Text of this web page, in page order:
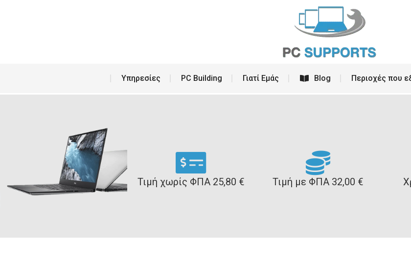
Υπηρεσίες PC Building Γιατί Εμάς Blog Περιοχές που
Τιμή χωρίς ΦΠΑ 25,80 € Τιμή με ΦΠΑ 32,00 €
PC Building Γιατί Εμάς